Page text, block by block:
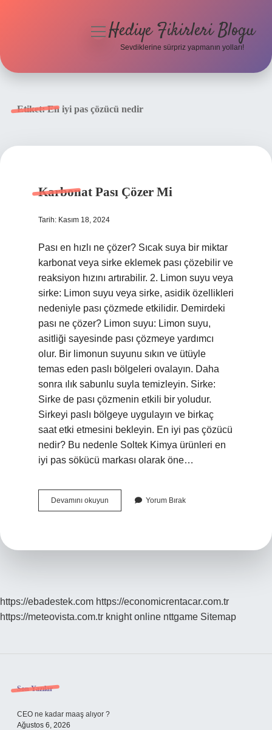
menüyüHediye Fikirleri Blogu
Sevdiklerine sürpriz yapmanın yolları!
Etiket:En iyi pas çözücü nedir
Karbonat Pası Çözer Mi
Tarih: Kasım 18, 2024
Pası en hızlı ne çözer? Sıcak suya bir miktar
karbonat veya sirke eklemek pası çözebilir ve
reaksiyon hızını artırabilir. 2. Limon suyu veya
sirke: Limon suyu veya sirke, asidik özellikleri
nedeniyle pası çözmede etkilidir. Demirdeki
pası ne çözer? Limon suyu: Limon suyu,
asitliği sayesinde pası çözmeye yardımcı
olur. Bir limonun suyunu sıkın ve ütüyle
temas eden paslı bölgeleri ovalayın. Daha
sonra ılık sabunlu suyla temizleyin. Sirke:
Sirke de pası çözmenin etkili bir yoludur.
Sirkeyi paslı bölgeye uygulayın ve birkaç
saat etki etmesini bekleyin. En iyi pas çözücü
nedir? Bu nedenle Soltek Kimya ürünleri en
iyi pas sökücü markası olarak öne…
Devamını okuyun Karbonat
Pası
Yorum Bırak
https://ebadestek.com https://economicrentacar.com.tr
https://meteovista.com.tr knight online nttgame Sitemap
Sidebar
Son Yazılar
CEO ne kadar maaş alıyor ?
Ağustos 6, 2026